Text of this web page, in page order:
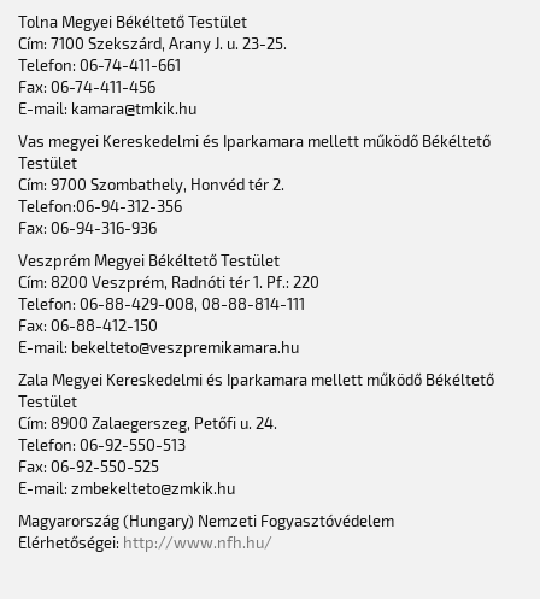
Tolna Megyei Békéltető Testület
Cím: 7100 Szekszárd, Arany J. u. 23-25.
Telefon: 06-74-411-661
Fax: 06-74-411-456
E-mail: kamara@tmkik.hu
Vas megyei Kereskedelmi és Iparkamara mellett működő Békéltető
Testület
Cím: 9700 Szombathely, Honvéd tér 2.
Telefon:06-94-312-356
Fax: 06-94-316-936
Veszprém Megyei Békéltető Testület
Cím: 8200 Veszprém, Radnóti tér 1. Pf.: 220
Telefon: 06-88-429-008, 08-88-814-111
Fax: 06-88-412-150
E-mail: bekelteto@veszpremikamara.hu
Zala Megyei Kereskedelmi és Iparkamara mellett működő Békéltető
Testület
Cím: 8900 Zalaegerszeg, Petőfi u. 24.
Telefon: 06-92-550-513
Fax: 06-92-550-525
E-mail: zmbekelteto@zmkik.hu
Magyarország (Hungary) Nemzeti Fogyasztóvédelem
Elérhetőségei: http://www.nfh.hu/